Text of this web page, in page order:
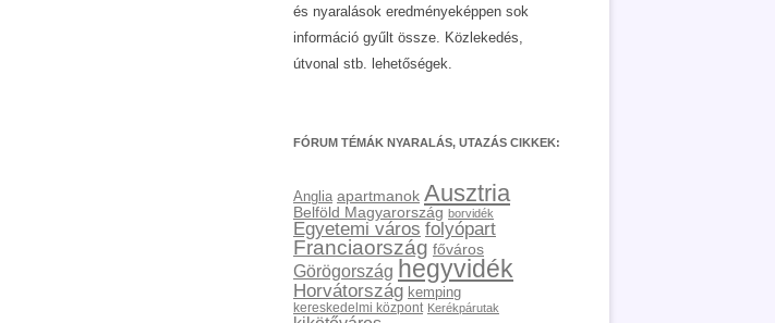
és nyaralások eredményeképpen sok
információ gyűlt össze. Közlekedés,
útvonal stb. lehetőségek.
FÓRUM TÉMÁK NYARALÁS, UTAZÁS CIKKEK:
Anglia apartmanok Ausztria
Belföld Magyarország borvidék
Egyetemi város folyópart
Franciaország főváros
Görögország hegyvidék
Horvátország kemping
kereskedelmi központ Kerékpárutak